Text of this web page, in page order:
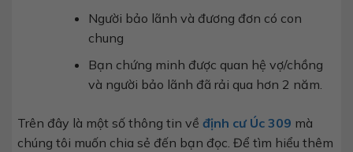
Người bảo lãnh và đương đơn có con
chung
Bạn chứng minh được quan hệ vợ/chồng
và người bảo lãnh đã rải qua hơn 2 năm.
Trên đây là một số thông tin về định cư Úc 309 mà
chúng tôi muốn chia sẻ đến bạn đọc. Để tìm hiểu thêm